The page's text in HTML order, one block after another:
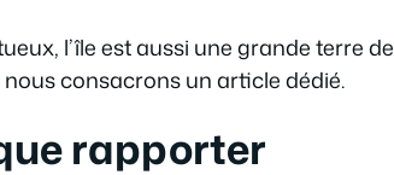
l’île est aussi une grande terre de
consacrons un article dédié.
rapporter